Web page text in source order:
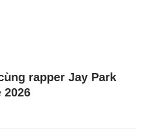
rapper Jay Park
2026